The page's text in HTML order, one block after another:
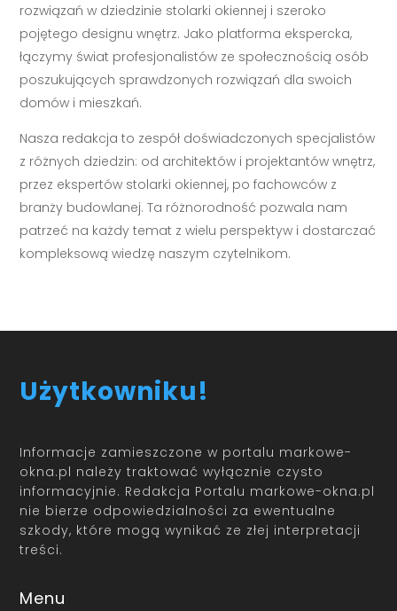
rozwiązań w dziedzinie stolarki okiennej i szeroko
pojętego designu wnętrz. Jako platforma ekspercka,
łączymy świat profesjonalistów ze społecznością osób
poszukujących sprawdzonych rozwiązań dla swoich
domów i mieszkań.
Nasza redakcja to zespół doświadczonych specjalistów
z różnych dziedzin: od architektów i projektantów wnętrz,
przez ekspertów stolarki okiennej, po fachowców z
branży budowlanej. Ta różnorodność pozwala nam
patrzeć na każdy temat z wielu perspektyw i dostarczać
kompleksową wiedzę naszym czytelnikom.
Użytkowniku!
Informacje zamieszczone w portalu markowe-
okna.pl należy traktować wyłącznie czysto
informacyjnie. Redakcja Portalu markowe-okna.pl
nie bierze odpowiedzialności za ewentualne
szkody, które mogą wynikać ze złej interpretacji
treści.
Menu